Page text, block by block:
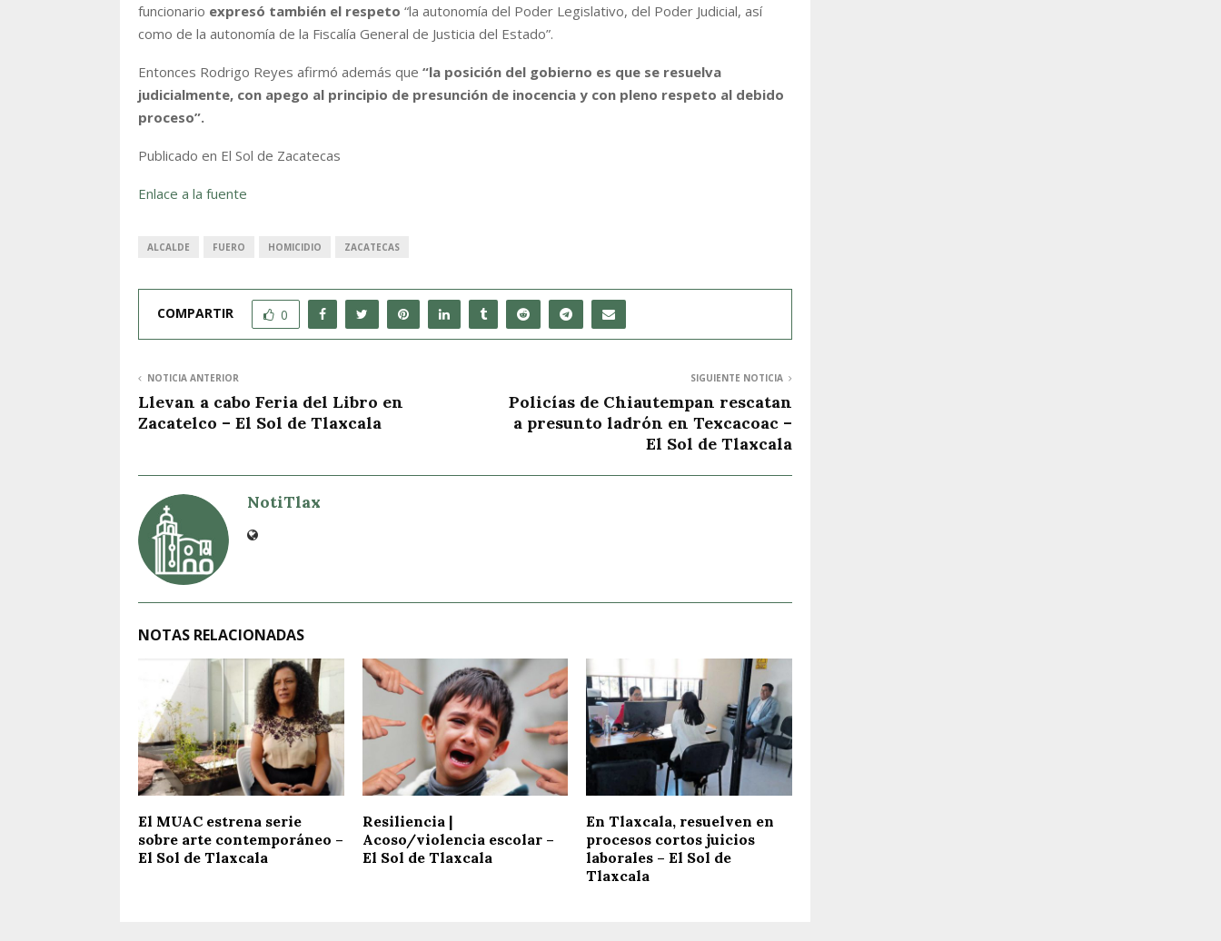
funcionario expresó también el respeto “la autonomía del Poder Legislativo, del Poder Judicial, así
como de la autonomía de la Fiscalía General de Justicia del Estado”.
Entonces Rodrigo Reyes afirmó además que “la posición del gobierno es que se resuelva
judicialmente, con apego al principio de presunción de inocencia y con pleno respeto al debido
proceso”.
Publicado en El Sol de Zacatecas
Enlace a la fuente
ALCALDE FUERO HOMICIDIO ZACATECAS
COMPARTIR 0
NOTICIA ANTERIOR
Llevan a cabo Feria del Libro en
Zacatelco – El Sol de Tlaxcala
SIGUIENTE NOTICIA
Policías de Chiautempan rescatan
a presunto ladrón en Texcacoac –
El Sol de Tlaxcala
NotiTlax
NOTAS RELACIONADAS
El MUAC estrena serie
sobre arte contemporáneo –
El Sol de Tlaxcala
Resiliencia |
Acoso/violencia escolar –
El Sol de Tlaxcala
En Tlaxcala, resuelven en
procesos cortos juicios
laborales – El Sol de
Tlaxcala